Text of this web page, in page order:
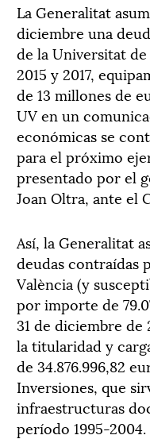
La Generalitat
diciembre una
de la Universitat
2015 y 2017,
de 13 millones de
UV en un
económicas se
para el próximo
presentado por el
Joan Oltra, ante el
Así, la Generalitat
deudas contraídas
València (y
por importe de
31 de diciembre de
la titularidad y
de 34.876.996,82
Inversiones, que
infraestructuras
período 1995-2004.